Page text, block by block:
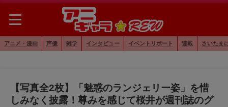
アニメ・漫画 声優 雑学 インタビュー イベントリポート 連載 さいたま
【写真全2枚】「魅惑のランジェリー姿」を惜
しみなく披露！尊みを感じて桜井が週刊誌のグ